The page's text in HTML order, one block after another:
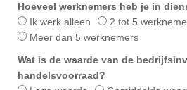
Hoeveel werknemers heb je in
Ik werk alleen
2 tot 5
Meer dan 5 werknemers
Wat is de waarde van de
handelsvoorraad?